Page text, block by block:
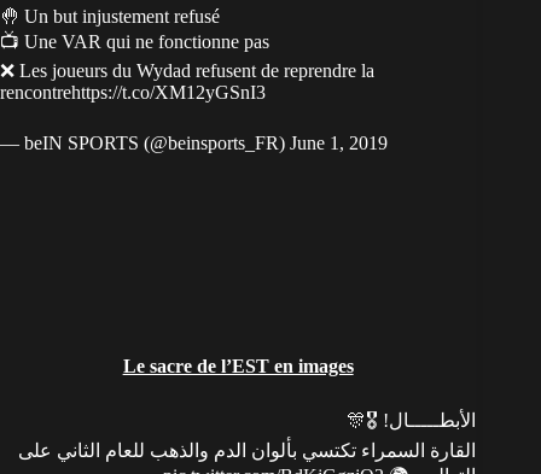
🤚 Un but injustement refusé
📺 Une VAR qui ne fonctionne pas
❌ Les joueurs du Wydad refusent de reprendre la
rencontrehttps://t.co/XM12yGSnI3
— beIN SPORTS (@beinsports_FR) June 1, 2019
Le sacre de l’EST en images
الأبطـــــال! 🎖️🎊
القارة السمراء تكتسي بألوان الدم والذهب للعام الثاني على